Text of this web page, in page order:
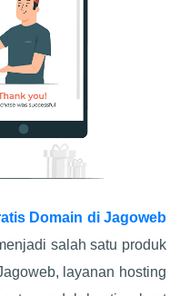
Domain di Jagoweb
salah satu produk
layanan hosting